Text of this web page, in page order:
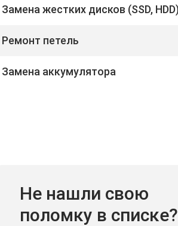
Замена жестких дисков (SSD, HDD)
Ремонт петель
Замена аккумулятора
Не нашли свою
поломку в списке?